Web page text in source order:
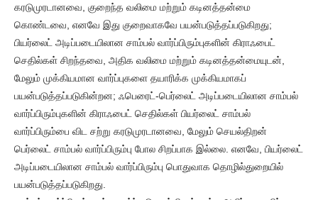
கரடுமுரடானவை, குறைந்த வலிமை மற்றும் கடினத்தன்மை
கொண்டவை, எனவே இது குறைவாகவே பயன்படுத்தப்படுகிறது;
பியர்லைட் அடிப்படையிலான சாம்பல் வார்ப்பிரும்புகளின் கிராஃபைட்
செதில்கள் சிறந்தவை, அதிக வலிமை மற்றும் கடினத்தன்மையுடன்,
மேலும் முக்கியமான வார்ப்புகளை தயாரிக்க முக்கியமாகப்
பயன்படுத்தப்படுகின்றன; ஃபெரைட்-பெர்லைட் அடிப்படையிலான சாம்பல்
வார்ப்பிரும்புகளின் கிராஃபைட் செதில்கள் பியர்லைட் சாம்பல்
வார்ப்பிரும்பை விட சற்று கரடுமுரடானவை, மேலும் செயல்திறன்
பெர்லைட் சாம்பல் வார்ப்பிரும்பு போல சிறப்பாக இல்லை. எனவே, பியர்லைட்
அடிப்படையிலான சாம்பல் வார்ப்பிரும்பு பொதுவாக தொழில்துறையில்
பயன்படுத்தப்படுகிறது.